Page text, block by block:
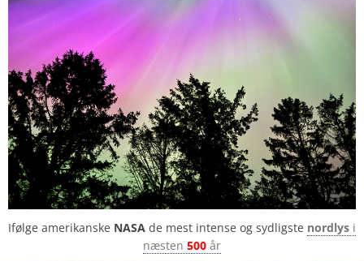
Ifølge amerikanske NASA de mest intense og sydligste nordlys i
næsten 500 år